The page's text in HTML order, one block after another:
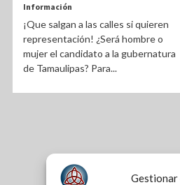
Gestionar
Información
¡Que salgan a las calles si quieren
representación! ¿Será hombre o
mujer el candidato a la gubernatura
de Tamaulipas? Para...